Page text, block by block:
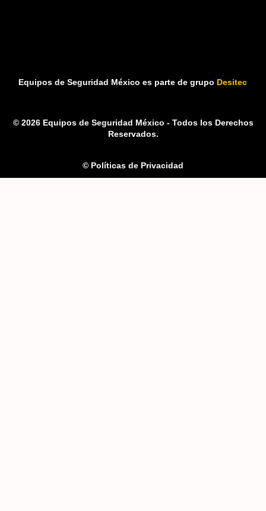
Equipos de Seguridad México es parte de grupo Desitec
© 2026 Equipos de Seguridad México - Todos los Derechos
Reservados.
© Políticas de Privacidad